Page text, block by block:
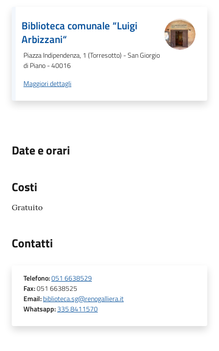
Tutti
Biblioteca comunale “Luigi
Arbizzani“
Piazza Indipendenza, 1 (Torresotto) - San Giorgio
di Piano - 40016
Maggiori dettagli
Date e orari
Costi
Gratuito
Contatti
Telefono:051 6638529
Fax:051 6638525
Email:biblioteca.sg@renogalliera.it
Whatsapp:335 8411570